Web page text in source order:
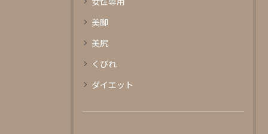
美脚
美尻
くびれ
ダイエット